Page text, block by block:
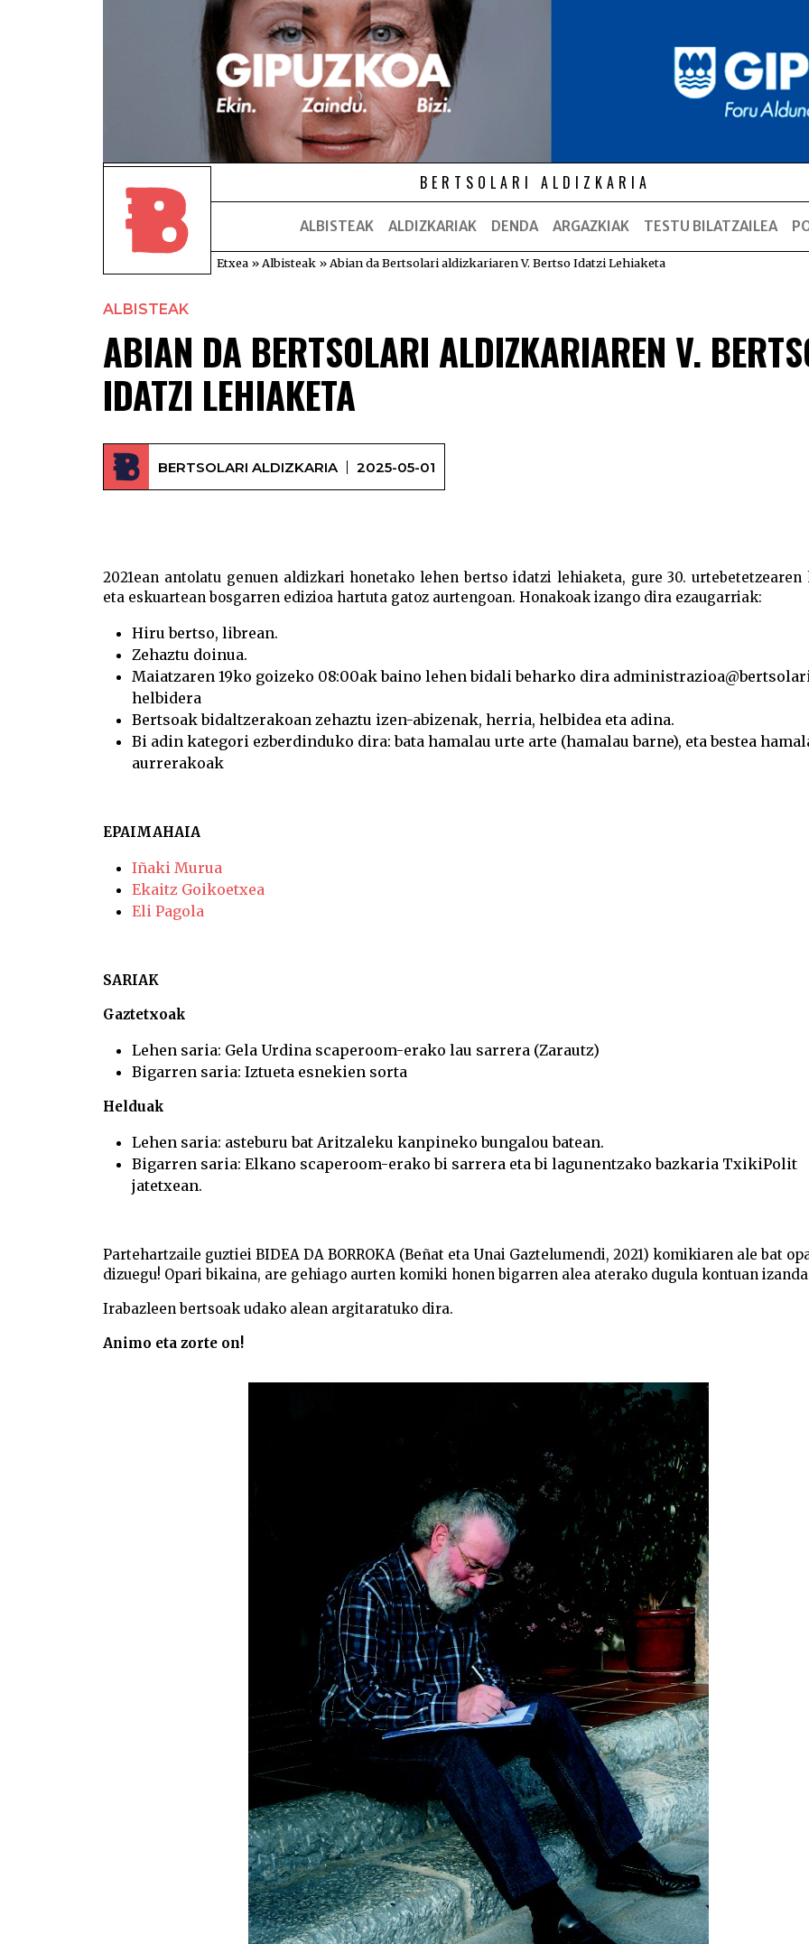
BERTSOLARI ALDIZKARIA
ALBISTEAK ALDIZKARIAK DENDA ARGAZKIAK TESTU BILATZAILEA
Etxea » Albisteak » Abian da Bertsolari aldizkariaren V. Bertso Idatzi Lehiaketa
ALBISTEAK
ABIAN DA BERTSOLARI ALDIZKARIAREN V.
IDATZI LEHIAKETA
BERTSOLARI ALDIZKARIA 2025-05-01
2021ean antolatu genuen aldizkari honetako lehen bertso idatzi lehiaketa, gure 30. urtebetetzearen
eta eskuartean bosgarren edizioa hartuta gatoz aurtengoan. Honakoak izango dira ezaugarriak:
Hiru bertso, librean.
Zehaztu doinua.
Maiatzaren 19ko goizeko 08:00ak baino lehen bidali beharko dira
helbidera
Bertsoak bidaltzerakoan zehaztu izen-abizenak, herria, helbidea eta adina.
Bi adin kategori ezberdinduko dira: bata hamalau urte arte (hamalau barne), eta bestea
aurrerakoak
EPAIMAHAIA
Iñaki Murua
Ekaitz Goikoetxea
Eli Pagola
SARIAK
Gaztetxoak
Lehen saria: Gela Urdina scaperoom-erako lau sarrera (Zarautz)
Bigarren saria: Iztueta esnekien sorta
Helduak
Lehen saria: asteburu bat Aritzaleku kanpineko bungalou batean.
Bigarren saria: Elkano scaperoom-erako bi sarrera eta bi lagunentzako bazkaria TxikiPolit
jatetxean.
Partehartzaile guztiei BIDEA DA BORROKA (Beñat eta Unai Gaztelumendi, 2021) komikiaren ale bat
dizuegu! Opari bikaina, are gehiago aurten komiki honen bigarren alea aterako dugula kontuan
Irabazleen bertsoak udako alean argitaratuko dira.
Animo eta zorte on!